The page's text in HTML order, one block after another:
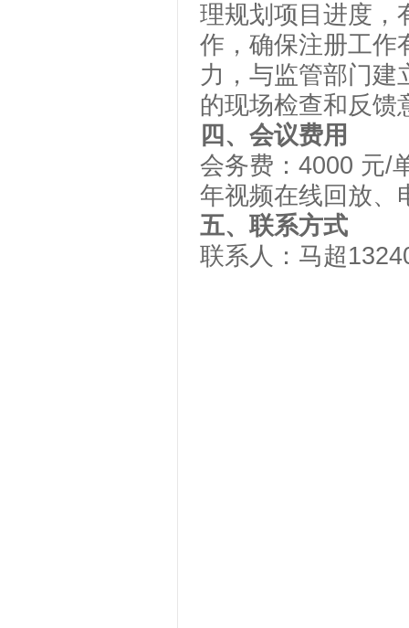
理规划项目进度，
作，确保注册工作
力，与监管部门建
的现场检查和反
四 、会议费用
会务费： 4000 元/
年视频在线回放、
五、 联系方式
联系人：马超